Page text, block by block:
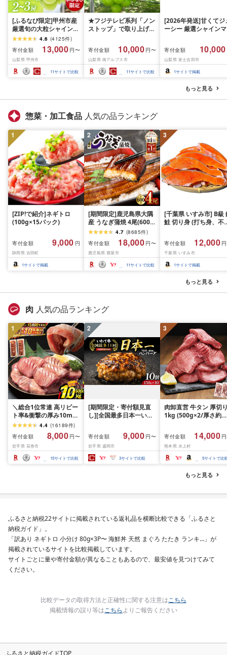
[ふるなび限定]甲州市産
厳選旬の大粒シャインマ
スカット 約1.3kg 2〜3
房[2026年発送]
(MG)B12-472 FN-
Limited-VO シャインマ
スカット フルーツ
4.6 (4125件)
寄付金額
13,000 円〜
山梨県 甲州市
11サイトで比較
★フジテレビ系列「ノン
ストップ」で取り上げら
先行予約]南アルプス市
産シャインマスカット
1.2kg以上(2〜3房)ふる
さと納税 おすすめ 山梨
県 南アルプス市 送料無
寄付金額 10,000 円〜
山梨県 南アルプス市
11サイトで比較
[2026年発送]甘くてジ
ーシー 厳選シャインマ
月前半(1〜15日)から
月下旬までの発送) フ
ーツ ぶどう 果物 山梨
産 2026 旬 大粒 高級
寄付金額 10,000
山梨県 富士吉田市
1サイトで掲載
もっと見る
惣菜・加工食品 人気の品ランキング
1
[ZIP!で紹介]ネギトロ
(100g×15パック)
寄付金額 9,000 円
静岡県 吉田町
1サイトで掲載
2
[期間限定]鹿児島県大隅
産 うなぎ蒲焼 4尾(600g)
KN007-004-04-cp18 う
なぎ 鰻 魚 惣菜 総菜
4.7 (8685件)
寄付金額
18,000 円〜
鹿児島県 鹿屋市
11サイトで比較
3
[千葉県 いすみ市] B級
鮭 切り身 (打ち身、不
凍 魚 訳あり 海鮮 西川
おつまみ おかず
寄付金額 12,000
千葉県 いすみ市
1サイトで掲載
もっと見る
肉 人気の品ランキング
1
＼総合1位常連 高リピー
ト率&衝撃の厚み10mm
厚切り牛タン 塩味/ ≪ス
ピード発送!!10営業日以
内発送≫ 選べる内容量
500g / 1kg 定期便 毎月
届く 牛肉 肉 BBQ ふるさ
と 人気 ランキング 岩手
4.4 (16189件)
寄付金額
8,000 円〜
岩手県 花巻市
15サイトで比較
2
[期間限定・寄付額見直
し][全国最多日本一いわ
1.5kg(150g×10個) いわ
て牛 × 岩中豚 ハンバー
グ 合挽き 合い挽き 黒毛
和牛 人気 冷凍 個包装 小
分け 冷凍 牛肉 豚肉 和牛
キング 1位 1万円以下 岩
寄付金額 9,000 円〜
岩手県 盛岡市
3サイトで比較
3
肉卸直営 牛タン 厚切
1kg (500g×2/厚さ約
牛肉 焼肉 冷凍 スライ
業務用 バーベキュー
BBQ おつまみ ギフト
祝い お中元 夏ギフト
寄付金額 14,000
熊本県 水上村
5サイトで比
もっと見る
ふるさと納税22サイトに掲載されている返礼品を横断比較できる「ふるさと
納税ガイド」。
「訳あり ネギトロ 小分け 80g×3P〜 海鮮丼 天然 まぐろ たたき ランキ…」が
掲載されているサイトを比較掲載しています。
サイトごとに量や寄付金額が異なることもあるので、最安値を見つけてみて
ください。
比較データの取得方法と正確性に関する注意はこちら
掲載情報の誤り等はこちらよりご報告ください
ふるさと納税ガイドTOP